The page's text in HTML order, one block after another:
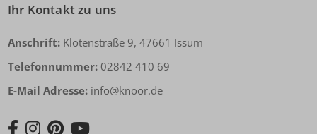
Ihr Kontakt zu uns
Anschrift: Klotenstraße 9, 47661 Issum
Telefonnummer: 02842 410 69
E-Mail Adresse: info@knoor.de